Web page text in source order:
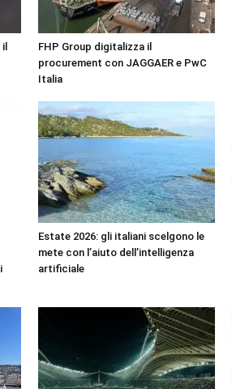
FHP Group digitalizza il
procurement con JAGGAER e PwC
Italia
Estate 2026: gli italiani scelgono le
mete con l’aiuto dell’intelligenza
artificiale